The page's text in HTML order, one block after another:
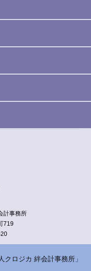
計事務所
719
ロジカ 絆会計事務所」